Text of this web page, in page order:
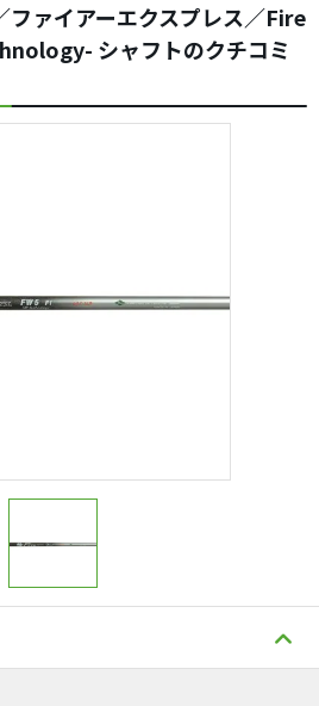
ファイアーエクスプレス／Fire
シャフトのクチコミ